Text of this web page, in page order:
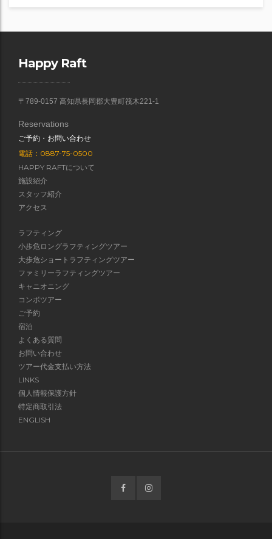
Happy Raft
〒789-0157 高知県長岡郡大豊町筏木221-1
Reservations
ご予約・お問い合わせ
電話：0887-75-0500
HAPPY RAFTについて
施設紹介
スタッフ紹介
アクセス
ラフティング
小歩危ロングラフティングツアー
大歩危ショートラフティングツアー
ファミリーラフティングツアー
キャニオニング
コンボツアー
ご予約
宿泊
よくある質問
お問い合わせ
ツアー代金支払い方法
LINKS
個人情報保護方針
特定商取引法
ENGLISH